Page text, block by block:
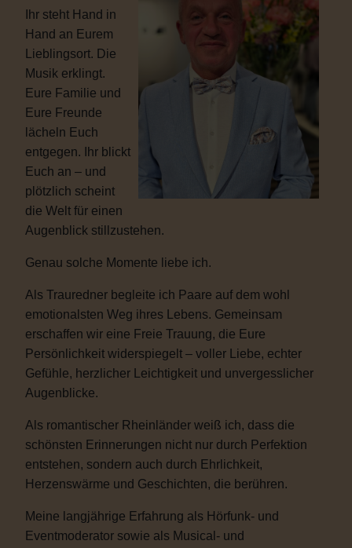
Ihr steht Hand in
Hand an Eurem
Lieblingsort. Die
Musik erklingt.
Eure Familie und
Eure Freunde
lächeln Euch
entgegen. Ihr blickt
Euch an – und
plötzlich scheint
die Welt für einen
Augenblick stillzustehen.
Genau solche Momente liebe ich.
Als Trauredner begleite ich Paare auf dem wohl
emotionalsten Weg ihres Lebens. Gemeinsam
erschaffen wir eine Freie Trauung, die Eure
Persönlichkeit widerspiegelt – voller Liebe, echter
Gefühle, herzlicher Leichtigkeit und unvergesslicher
Augenblicke.
Als romantischer Rheinländer weiß ich, dass die
schönsten Erinnerungen nicht nur durch Perfektion
entstehen, sondern auch durch Ehrlichkeit,
Herzenswärme und Geschichten, die berühren.
Meine langjährige Erfahrung als Hörfunk- und
Eventmoderator sowie als Musical- und